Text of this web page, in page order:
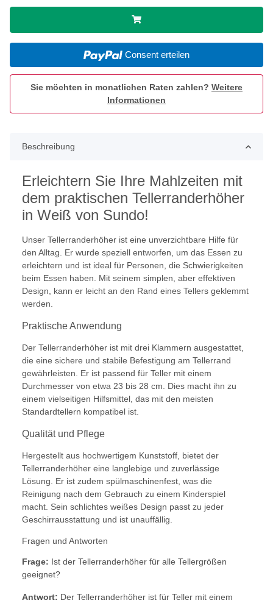
Consent erteilen
Sie möchten in monatlichen Raten zahlen? Weitere
Informationen
Beschreibung
Erleichtern Sie Ihre Mahlzeiten mit
dem praktischen Tellerranderhöher
in Weiß von Sundo!
Unser Tellerranderhöher ist eine unverzichtbare Hilfe für
den Alltag. Er wurde speziell entworfen, um das Essen zu
erleichtern und ist ideal für Personen, die Schwierigkeiten
beim Essen haben. Mit seinem simplen, aber effektiven
Design, kann er leicht an den Rand eines Tellers geklemmt
werden.
Praktische Anwendung
Der Tellerranderhöher ist mit drei Klammern ausgestattet,
die eine sichere und stabile Befestigung am Tellerrand
gewährleisten. Er ist passend für Teller mit einem
Durchmesser von etwa 23 bis 28 cm. Dies macht ihn zu
einem vielseitigen Hilfsmittel, das mit den meisten
Standardtellern kompatibel ist.
Qualität und Pflege
Hergestellt aus hochwertigem Kunststoff, bietet der
Tellerranderhöher eine langlebige und zuverlässige
Lösung. Er ist zudem spülmaschinenfest, was die
Reinigung nach dem Gebrauch zu einem Kinderspiel
macht. Sein schlichtes weißes Design passt zu jeder
Geschirrausstattung und ist unauffällig.
Fragen und Antworten
Frage: Ist der Tellerranderhöher für alle Tellergrößen
geeignet?
Antwort: Der Tellerranderhöher ist für Teller mit einem